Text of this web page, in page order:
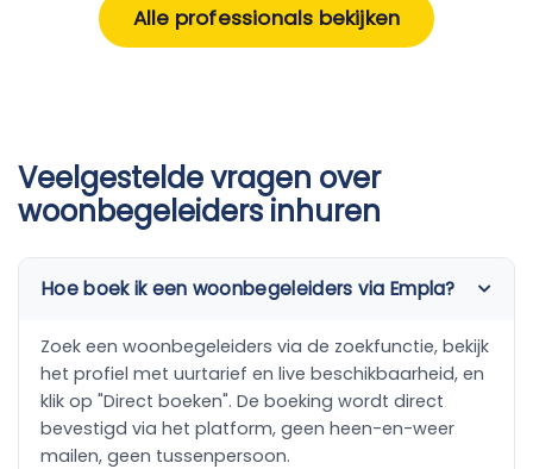
Alle professionals bekijken
Veelgestelde vragen over
woonbegeleiders inhuren
Hoe boek ik een woonbegeleiders via Empla?
Zoek een woonbegeleiders via de zoekfunctie, bekijk
het profiel met uurtarief en live beschikbaarheid, en
klik op "Direct boeken". De boeking wordt direct
bevestigd via het platform, geen heen-en-weer
mailen, geen tussenpersoon.